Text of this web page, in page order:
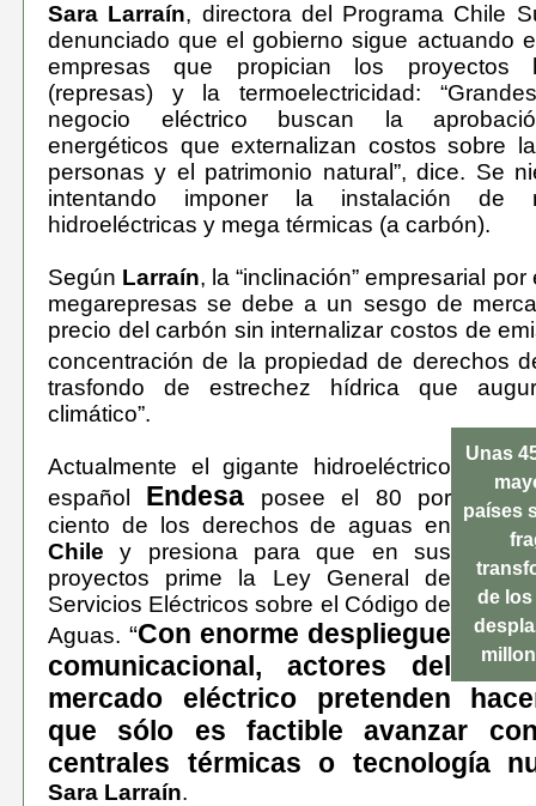
Sara Larraín, directora del Programa Chile
denunciado que el gobierno sigue actuando
empresas que propician los proyectos
(represas) y la termoelectricidad:
negocio eléctrico buscan la
energéticos que externalizan costos sobre
personas y el patrimonio natural”, dice. Se
intentando imponer la instalación de
hidroeléctricas y mega térmicas (a carbón).
Según Larraín, la “inclinación” empresarial
megarepresas se debe a un sesgo de
precio del carbón sin internalizar costos de
concentración de la propiedad de derechos
trasfondo de estrechez hídrica que
climático”.
Unas
países
de los
Actualmente el gigante hidroeléctrico
español Endesa posee el 80 por
ciento de los derechos de aguas en
Chile y presiona para que en sus
proyectos prime la Ley General de
Servicios Eléctricos sobre el Código de
Aguas. “Con enorme despliegue
comunicacional, actores del
mercado eléctrico pretenden
que sólo es factible avanzar
centrales térmicas o tecnología
Sara Larraín.